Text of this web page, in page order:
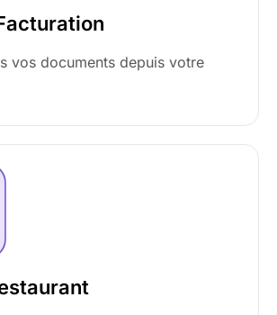
vos documents depuis votre